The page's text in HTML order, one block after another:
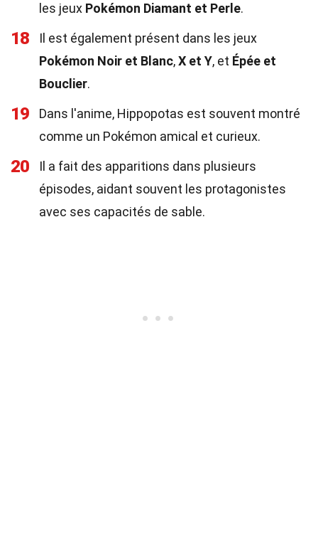
les jeux Pokémon Diamant et Perle.
18
Il est également présent dans les jeux
Pokémon Noir et Blanc,X et Y, et Épée et
Bouclier.
19
Dans l'anime, Hippopotas est souvent montré
comme un Pokémon amical et curieux.
20
Il a fait des apparitions dans plusieurs
épisodes, aidant souvent les protagonistes
avec ses capacités de sable.